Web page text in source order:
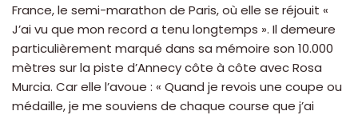
France, le semi-marathon de Paris, où elle se réjouit «
J’ai vu que mon record a tenu longtemps ». Il demeure
particulièrement marqué dans sa mémoire son 10.000
mètres sur la piste d’Annecy côte à côte avec Rosa
Murcia. Car elle l’avoue : « Quand je revois une coupe ou
médaille, je me souviens de chaque course que j’ai